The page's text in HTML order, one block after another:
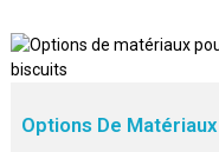
Options De Matériaux